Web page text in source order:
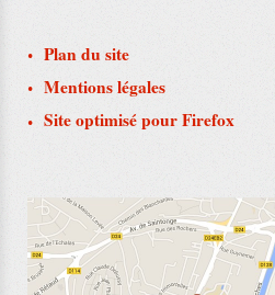
Plan du site
Mentions légales
Site optimisé pour Firefox